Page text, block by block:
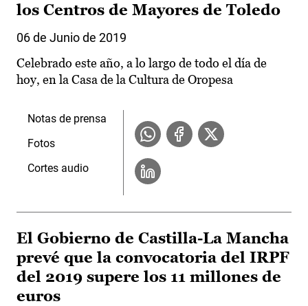
los Centros de Mayores de Toledo
06 de Junio de 2019
Celebrado este año, a lo largo de todo el día de
hoy, en la Casa de la Cultura de Oropesa
Notas de prensa
Fotos
Cortes audio
El Gobierno de Castilla-La Mancha
prevé que la convocatoria del IRPF
del 2019 supere los 11 millones de
euros